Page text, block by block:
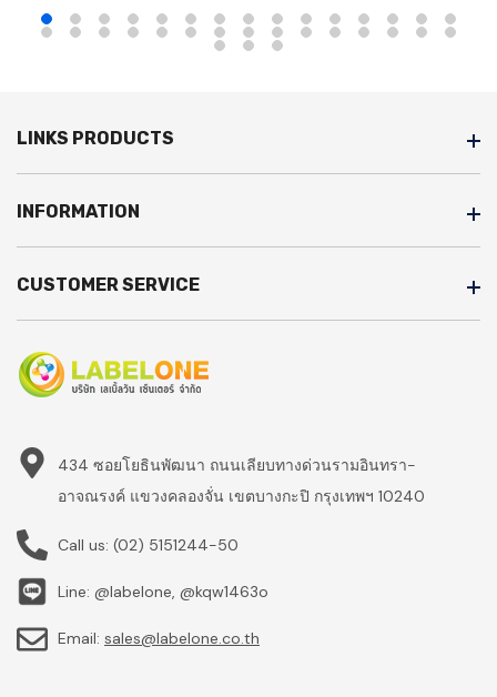
LINKS PRODUCTS
INFORMATION
CUSTOMER SERVICE
434 ซอยโยธินพัฒนา ถนนเลียบทางด่วนรามอินทรา-
อาจณรงค์ แขวงคลองจั่น เขตบางกะปิ กรุงเทพฯ 10240
Call us: (02) 5151244-50
Line: @labelone, @kqw1463o
Email: sales@labelone.co.th